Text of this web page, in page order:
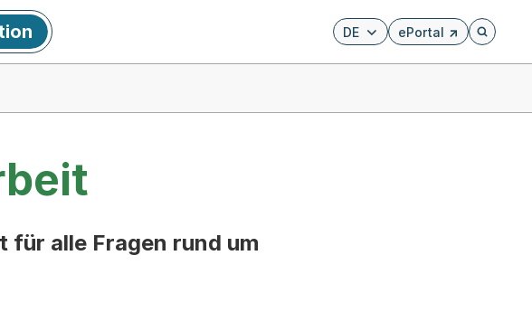
DE ePortal
Externer Link, wird in
Öffnet
alle Fragen rund um